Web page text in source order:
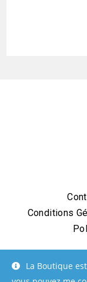
Conditions
La Boutique